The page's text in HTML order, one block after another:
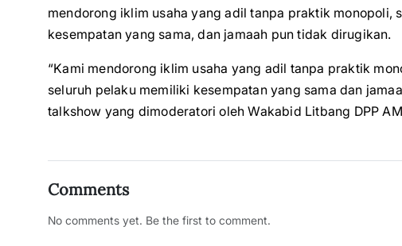
mendorong iklim usaha yang adil tanpa praktik monopoli,
kesempatan yang sama, dan jamaah pun tidak dirugikan.
“Kami mendorong iklim usaha yang adil tanpa praktik
seluruh pelaku memiliki kesempatan yang sama dan
talkshow yang dimoderatori oleh Wakabid Litbang DPP
Comments
No comments yet. Be the first to comment.